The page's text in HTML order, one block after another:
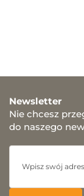
Newsletter
Nie chcesz
do naszego